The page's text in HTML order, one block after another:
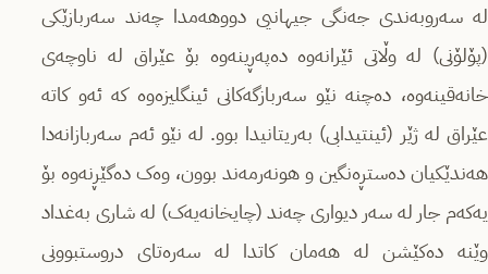
لە سەروبەندی جەنگی جیهانیی دووهەمدا چەند سەربازێکی
(پۆلۆنی) لە وڵاتی ئێرانەوە دەپەڕینەوە بۆ عێراق لە ناوچەی
خانەقینەوە، دەچنە نێو سەربازگەکانی ئینگلیزەوە کە ئەو کاتە
عێراق لە ژێر (ئینتیدابی) بەریتانیدا بوو. لە نێو ئەم سەربازانەدا
هەندێکیان دەستڕەنگین و هونەرمەند بوون، وەک دەگێڕنەوە بۆ
یەکەم جار لە سەر دیواری چەند (چایخانەیەک) لە شاری بەغداد
وێنە دەکێشن لە هەمان کاتدا لە سەرەتای دروستبوونی